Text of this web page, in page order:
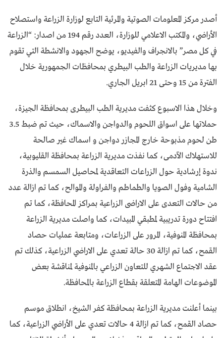
أصدر مركز المعلومات الصوتية والمرئية التابع لوزارة الزراعة واستصلاح
الأراضي، والمكتب الاعلامي للوزارة، العدد رقم 194 من اصدار: “الزراعة
في كل مصر” بالانجراف والفيديو، يوضح الجهود والانشطة التي تقوم
بها مديريات الزراعة والطب البيطري بمحافظات الجمهورية خلال
الفترة من 15 وحتى 21 ابريل الجاري.
وخلال هذا الاسبوع كثفت مديرية الطب البيطرى بمحافظة الجيزة،
حملاتها على اسواق اللحوم والدواجن والاسماك، حيث تم ضبط 3.5
طن لحوم مذبوحة خارج المجازر دواجن و اسماك غير صالحة
للاستهلاك الآدمى، كما نفذت مديرية الزراعة بمحافظة القليوبية،
ندوة إرشادية حول الزراعات التعاقدية لمحاصيل السمسم والذرة
الشامية وفول الصويا والطماطم والفراولة والموالح، كما تم ازالة عدد
من حالات التعدى على الاراضى الزراعية بمراكز المحافظة، كما تم
افتتاح دورة تدريبية لمطبقي المبيدات، كما واصلت مديرية الزراعة
بمحافظة المنوفية، المرور على الزراعات، ومتابعة عمليات حصاد
القمح، كما تم ازالة 30 حالة تعدي على الاراضي الزراعية، كذلك تم
عقد الاجتماع الشهري للتعاون الزراعي بالمنوفية لمناقشة بعض
الموضوعات الهامة المتعلقة بقطاع الزراعة بالمحافظة.
بينما أعلنت مديرية الزراعة بمحافظة كفر الشيخ، انطلاق موسم
حصاد القمح، كما تم ازالة 4 حالات تعدي على الأراضي الزراعية، كما